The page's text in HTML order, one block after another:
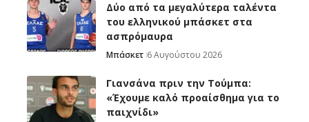
Δύο από τα μεγαλύτερα ταλέντα
του ελληνικού μπάσκετ στα
ασπρόμαυρα
Μπάσκετ 6 Αυγούστου 2026
Γιανσάνα πριν την Τούμπα:
«Έχουμε καλό προαίσθημα για το
παιχνίδι»